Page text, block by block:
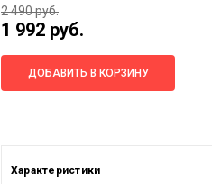
2 490 руб.
1 992 руб.
ДОБАВИТЬ В КОРЗИНУ
Характеристики